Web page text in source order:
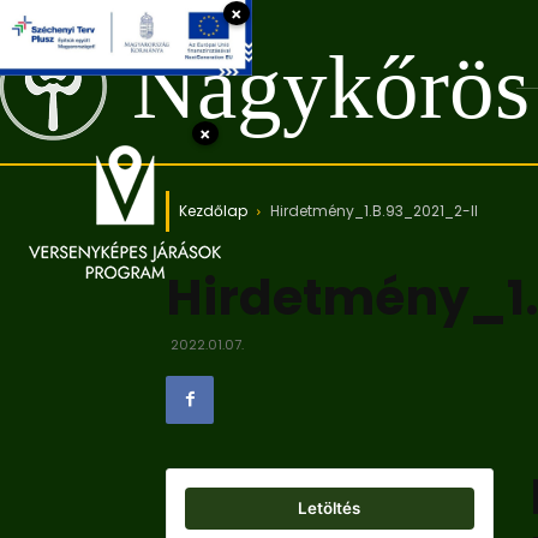
Nagykőrös
Kezdőlap Hirdetmény_1.B.93_2021_2-II
2022.01.07.
Letöltés
×
×